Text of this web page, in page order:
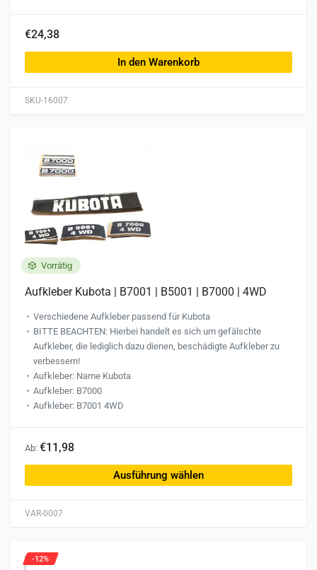
SKU-16007
€24,38
In den Warenkorb
Vorrätig
VAR-0007
Aufkleber Kubota | B7001 | B5001 | B7000 | 4WD
Verschiedene Aufkleber passend für Kubota
BITTE BEACHTEN: Hierbei handelt es sich um gefälschte
Aufkleber, die lediglich dazu dienen, beschädigte Aufkleber zu
verbessern!
Aufkleber: Name Kubota
Aufkleber: B7000
Aufkleber: B7001 4WD
Ab: €11,98
Ausführung wählen
Produkt
weist
mehrere
auf.
Optionen
-12%